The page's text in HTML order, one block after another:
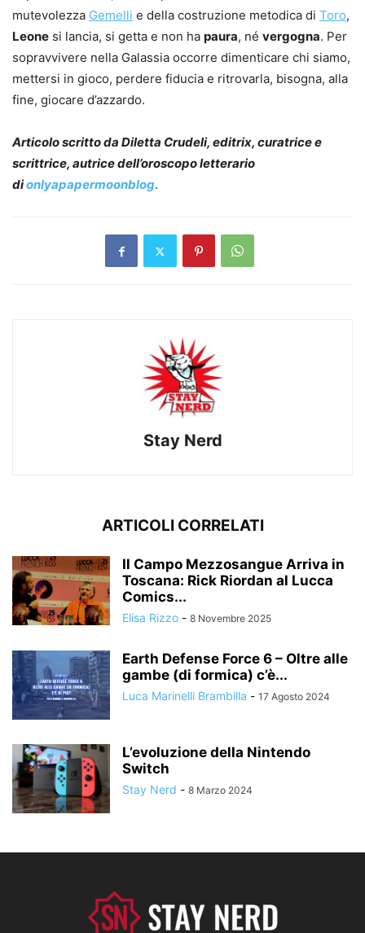
mutevolezza Gemelli e della costruzione metodica di Toro,
Leone si lancia, si getta e non ha paura, né vergogna. Per
sopravvivere nella Galassia occorre dimenticare chi siamo,
mettersi in gioco, perdere fiducia e ritrovarla, bisogna, alla
fine, giocare d’azzardo.
Articolo scritto da Diletta Crudeli, editrix, curatrice e
scrittrice, autrice dell’oroscopo letterario
dionlyapapermoonblog.
Stay Nerd
ARTICOLI CORRELATI
Il Campo Mezzosangue Arriva in
Toscana: Rick Riordan al Lucca
Comics...
Elisa Rizzo - 8 Novembre 2025
Earth Defense Force 6 – Oltre alle
gambe (di formica) c’è...
Luca Marinelli Brambilla - 17 Agosto 2024
L’evoluzione della Nintendo
Switch
Stay Nerd - 8 Marzo 2024